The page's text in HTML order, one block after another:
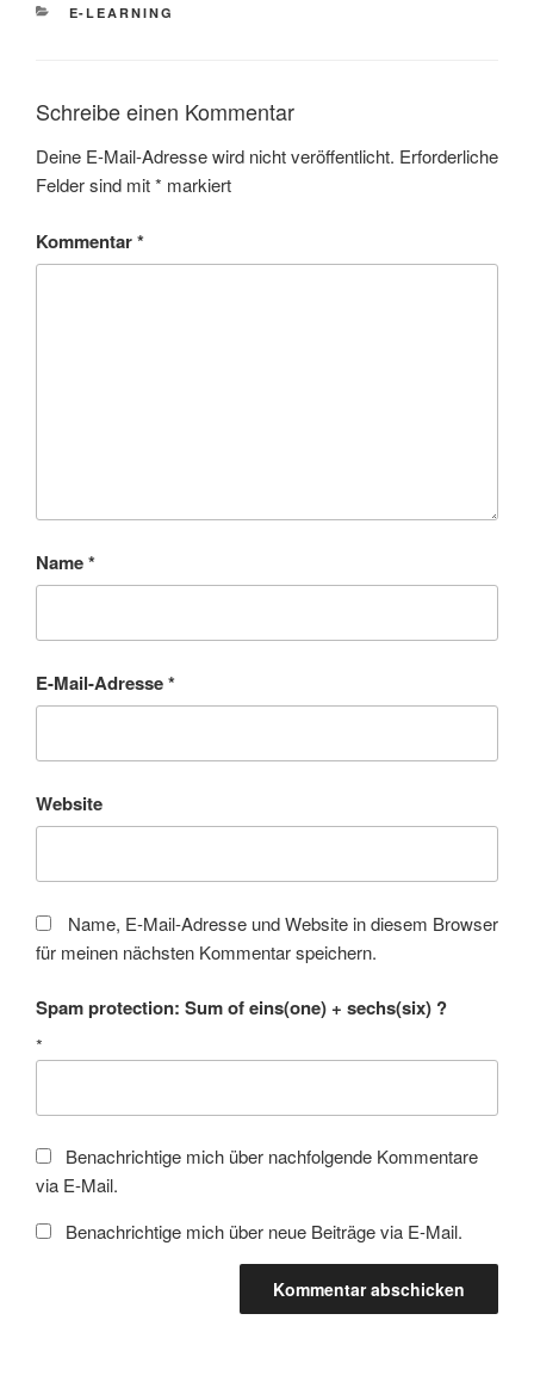
KATEGORIEN
E-LEARNING
Schreibe einen Kommentar
Deine E-Mail-Adresse wird nicht veröffentlicht. Erforderliche
Felder sind mit* markiert
Kommentar*
Name*
E-Mail-Adresse*
Website
Name, E-Mail-Adresse und Website in diesem Browser
für meinen nächsten Kommentar speichern.
Spam protection: Sum of eins(one) + sechs(six) ?
*
Benachrichtige mich über nachfolgende Kommentare
via E-Mail.
Benachrichtige mich über neue Beiträge via E-Mail.